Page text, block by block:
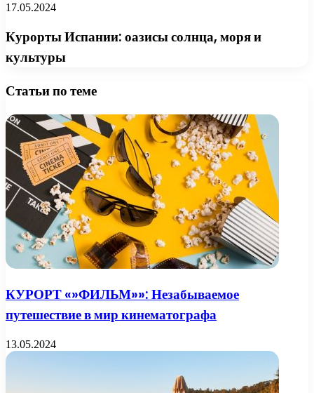
17.05.2024
Курорты Испании: оазисы солнца, моря и
культуры
Статьи по теме
КУРОРТ «»ФИЛЬМ»»: Незабываемое
путешествие в мир кинематографа
13.05.2024